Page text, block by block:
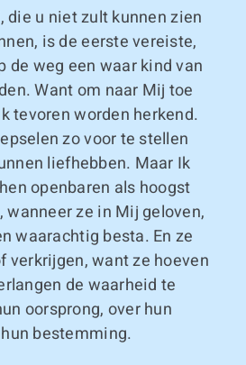
die u niet zult kunnen zien
is de eerste vereiste,
de weg een waar kind van
Want om naar Mij toe
tevoren worden herkend.
zo voor te stellen
liefhebben. Maar Ik
openbaren als hoogst
ze in Mij geloven,
waarachtig besta. En ze
verkrijgen, want ze hoeven
de waarheid te
oorsprong, over hun
bestemming.